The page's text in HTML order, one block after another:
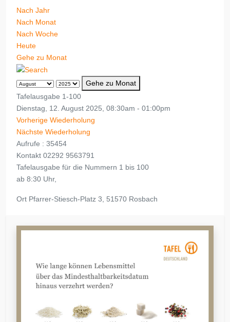
Nach Jahr
Nach Monat
Nach Woche
Heute
Gehe zu Monat
Gehe zu Monat
Tafelausgabe 1-100
Dienstag, 12. August 2025, 08:30am - 01:00pm
Vorherige Wiederholung
Nächste Wiederholung
Aufrufe : 35454
Kontakt 02292 9563791
Tafelausgabe für die Nummern 1 bis 100
ab 8:30 Uhr,
Ort Pfarrer-Stiesch-Platz 3, 51570 Rosbach